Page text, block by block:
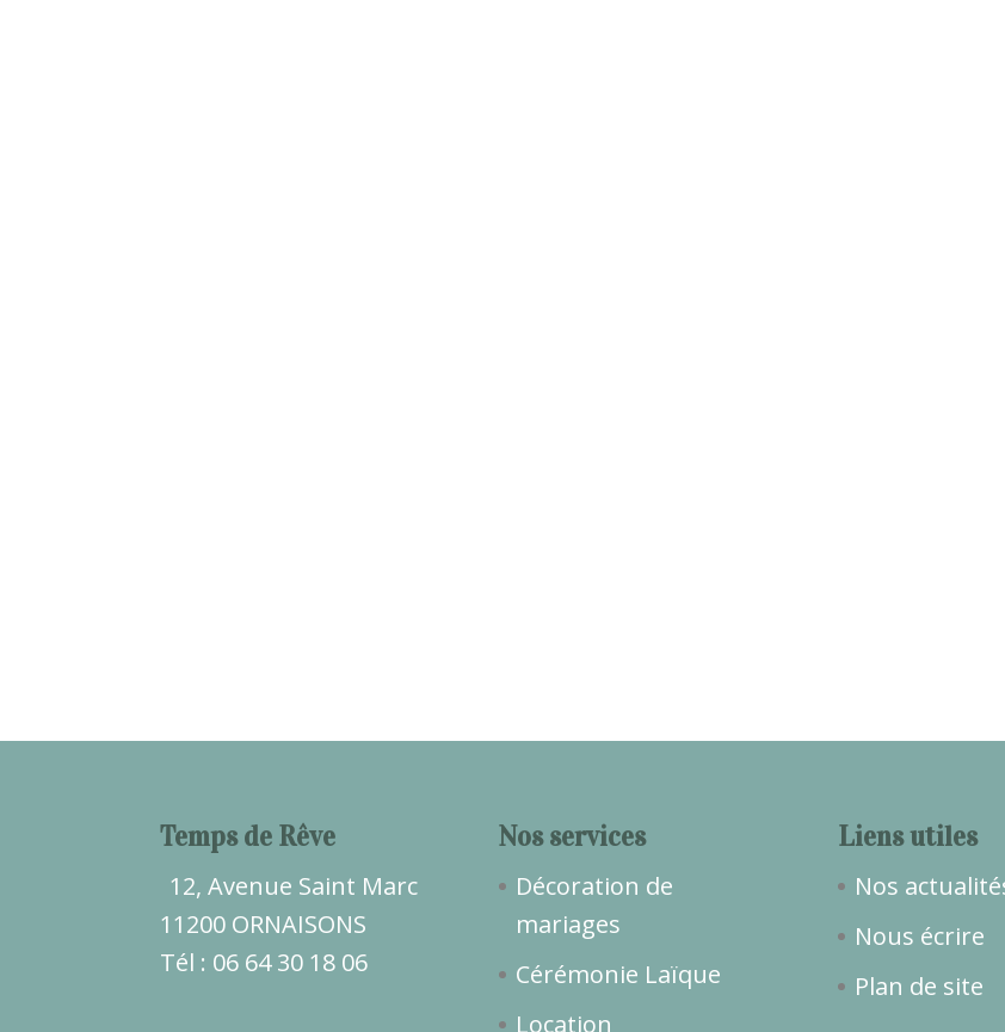
Temps de Rêve
12, Avenue Saint Marc
11200 ORNAISONS
Tél : 06 64 30 18 06
Nos services
Décoration de
mariages
Cérémonie Laïque
Location
Liens utiles
Nos
Nous écrire
Plan de site